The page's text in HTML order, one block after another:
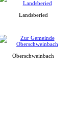
Landsberied
Oberschweinbach